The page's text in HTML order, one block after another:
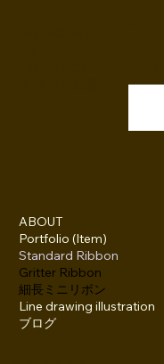
ABOUT
Portfolio (Item)
Standard Ribbon
Gritter Ribbon
細長ミニリボン
Line drawing illustration
ブログ